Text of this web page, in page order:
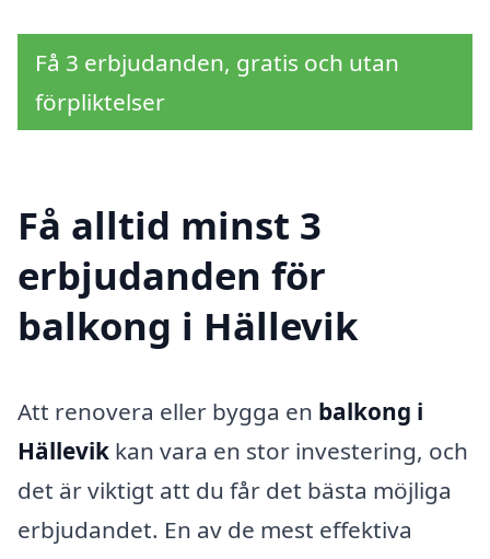
Få 3 erbjudanden, gratis och utan
förpliktelser
Få alltid minst 3
erbjudanden för
balkong i Hällevik
Att renovera eller bygga en balkong i
Hällevik kan vara en stor investering, och
det är viktigt att du får det bästa möjliga
erbjudandet. En av de mest effektiva